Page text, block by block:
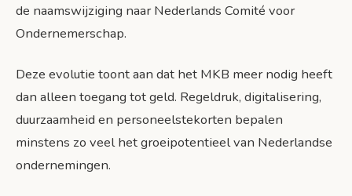
de naamswijziging naar Nederlands Comité voor
Ondernemerschap.
Deze evolutie toont aan dat het MKB meer nodig heeft
dan alleen toegang tot geld. Regeldruk, digitalisering,
duurzaamheid en personeelstekorten bepalen
minstens zo veel het groeipotentieel van Nederlandse
ondernemingen.